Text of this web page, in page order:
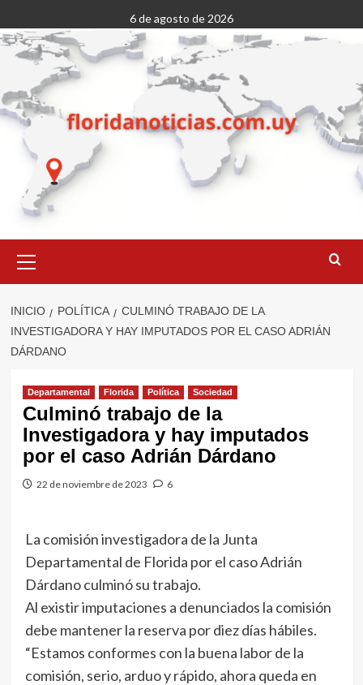
al
contenido
6 de agosto de 2026
primario
INICIO POLÍTICA
CULMINÓ TRABAJO DE LA
INVESTIGADORA Y HAY IMPUTADOS POR EL CASO ADRIÁN
DÁRDANO
Departamental Florida Política Sociedad
Culminó trabajo de la
Investigadora y hay imputados
por el caso Adrián Dárdano
22 de noviembre de 2023 6
La comisión investigadora de la Junta
Departamental de Florida por el caso Adrián
Dárdano culminó su trabajo.
Al existir imputaciones a denunciados la comisión
debe mantener la reserva por diez días hábiles.
“Estamos conformes con la buena labor de la
comisión, serio, arduo y rápido, ahora queda en